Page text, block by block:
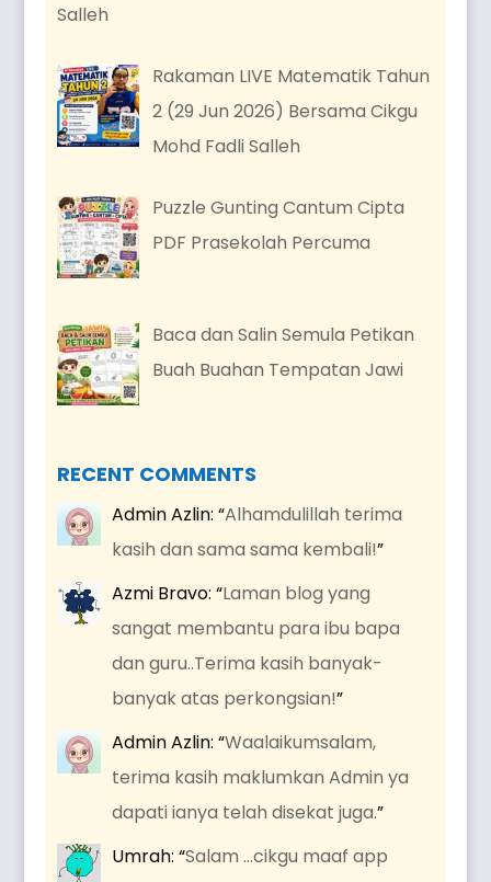
Salleh
Rakaman LIVE Matematik Tahun
2 (29 Jun 2026) Bersama Cikgu
Mohd Fadli Salleh
Puzzle Gunting Cantum Cipta
PDF Prasekolah Percuma
Baca dan Salin Semula Petikan
Buah Buahan Tempatan Jawi
RECENT COMMENTS
Admin Azlin: “Alhamdulillah terima
kasih dan sama sama kembali!”
Azmi Bravo: “Laman blog yang
sangat membantu para ibu bapa
dan guru..Terima kasih banyak-
banyak atas perkongsian!”
Admin Azlin: “Waalaikumsalam,
terima kasih maklumkan Admin ya
dapati ianya telah disekat juga.”
Umrah: “Salam …cikgu maaf app